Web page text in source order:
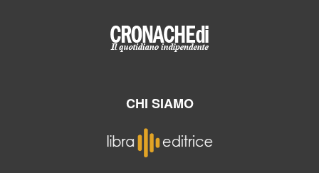
CHI SIAMO